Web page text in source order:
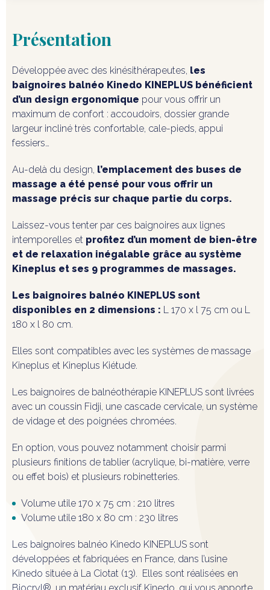
Présentation
Développée avec des kinésithérapeutes, les
baignoires balnéo Kinedo KINEPLUS bénéficient
d’un design ergonomique pour vous offrir un
maximum de confort : accoudoirs, dossier grande
largeur incliné très confortable, cale-pieds, appui
fessiers…
Au-delà du design, l’emplacement des buses de
massage a été pensé pour vous offrir un
massage précis sur chaque partie du corps.
Laissez-vous tenter par ces baignoires aux lignes
intemporelles et profitez d’un moment de bien-être
et de relaxation inégalable grâce au système
Kineplus et ses 9 programmes de massages.
Les baignoires balnéo KINEPLUS sont
disponibles en 2 dimensions : L 170 x l 75 cm ou L
180 x l 80 cm.
Elles sont compatibles avec les systèmes de massage
Kineplus et Kineplus Kiétude.
Les baignoires de balnéothérapie KINEPLUS sont livrées
avec un coussin Fidji, une cascade cervicale, un système
de vidage et des poignées chromées.
En option, vous pouvez notamment choisir parmi
plusieurs finitions de tablier (acrylique, bi-matière, verre
ou effet bois) et plusieurs robinetteries.
Volume utile 170 x 75 cm : 210 litres
Volume utile 180 x 80 cm : 230 litres
Les baignoires balnéo Kinedo KINEPLUS sont
développées et fabriquées en France, dans l’usine
Kinedo située à La Ciotat (13). Elles sont réalisées en